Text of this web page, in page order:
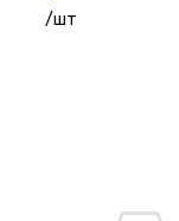
/шт